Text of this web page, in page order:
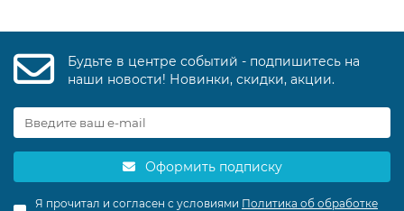
Будьте в центре событий - подпишитесь на
наши новости! Новинки, скидки, акции.
Оформить подписку
Я прочитал и согласен с условиями Политика об обработке